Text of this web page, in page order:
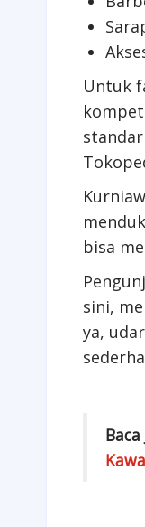
Untuk
bisa
sini,
ya,
Baca